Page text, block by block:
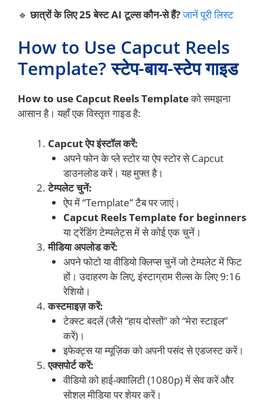
🔹छात्रों के लिए 25 बेस्ट AI टूल्स कौन-से हैं?जानें पूरी लिस्ट
How to Use Capcut Reels
Template? स्टेप-बाय-स्टेप गाइड
How to use Capcut Reels Templateको समझना
आसान है। यहाँ एक विस्तृत गाइड है:
Capcut ऐप इंस्टॉल करें:
अपने फोन के प्ले स्टोर या ऐप स्टोर से Capcut
डाउनलोड करें। यह मुफ्त है।
टेम्पलेट चुनें:
ऐप में “Template” टैब पर जाएं।
Capcut Reels Template for beginners
या ट्रेंडिंग टेम्पलेट्स में से कोई एक चुनें।
मीडिया अपलोड करें:
अपने फोटो या वीडियो क्लिप्स चुनें जो टेम्पलेट में फिट
हों। उदाहरण के लिए, इंस्टाग्राम रील्स के लिए 9:16
रेशियो।
कस्टमाइज़ करें:
टेक्स्ट बदलें (जैसे “हाय दोस्तों” को “मेरा स्टाइल”
करें)।
इफेक्ट्स या म्यूज़िक को अपनी पसंद से एडजस्ट करें।
एक्सपोर्ट करें:
वीडियो को हाई-क्वालिटी (1080p) में सेव करें और
सोशल मीडिया पर शेयर करें।